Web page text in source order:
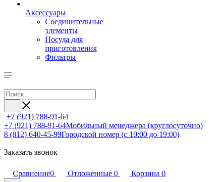
Аксессуары
Соединительные
элементы
Посуда для
приготовления
Фильтры
+7 (921) 788-91-64
+7 (921) 788-91-64Мобильный менеджера (круглосуточно)
8 (812) 640-45-99Городской номер (с 10:00 до 19:00)
Заказать звонок
Сравнение0 Отложенные 0 Корзина 0